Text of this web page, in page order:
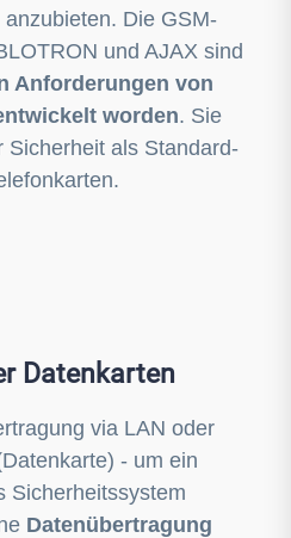
Die GSM-
und AJAX sind
Anforderungen von
worden. Sie
Sicherheit als Standard-
Datenkarten
via LAN oder
- um ein
Sicherheitssystem
Datenübertragung